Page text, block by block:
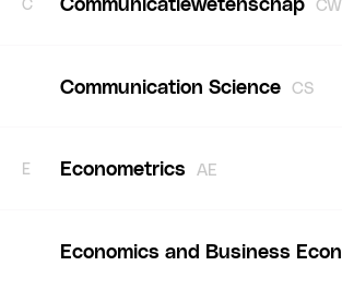
CW
Communication Science CS
E Econometrics AE
Economics and Business